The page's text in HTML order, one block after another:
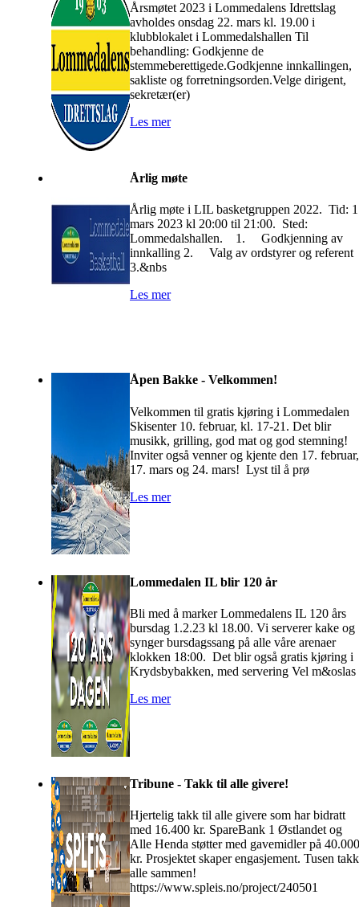
Årsmøtet 2023 i Lommedalens Idrettslag
avholdes onsdag 22. mars kl. 19.00 i
klubblokalet i Lommedalshallen Til
behandling: Godkjenne de
stemmeberettigede.Godkjenne innkallingen,
sakliste og forretningsorden.Velge dirigent,
sekretær(er)
Les mer
Årlig møte
Årlig møte i LIL basketgruppen 2022. Tid:
mars 2023 kl 20:00 til 21:00. Sted:
Lommedalshallen. 1. Godkjenning av
innkalling 2. Valg av ordstyrer og referent
3.&nbs
Les mer
Åpen Bakke - Velkommen!
Velkommen til gratis kjøring i Lommedalen
Skisenter 10. februar, kl. 17-21. Det blir
musikk, grilling, god mat og god stemning!
Inviter også venner og kjente den 17. februar,
17. mars og 24. mars! Lyst til å prø
Les mer
Lommedalen IL blir 120 år
Bli med å marker Lommedalens IL 120 års
bursdag 1.2.23 kl 18.00. Vi serverer kake og
synger bursdagssang på alle våre arenaer
klokken 18:00. Det blir også gratis kjøring i
Krydsbybakken, med servering Vel m&oslas
Les mer
Tribune - Takk til alle givere!
Hjertelig takk til alle givere som har bidratt
med 16.400 kr. SpareBank 1 Østlandet og
Alle Henda støtter med gavemidler på 40.000
kr. Prosjektet skaper engasjement. Tusen takk
alle sammen!
https://www.spleis.no/project/240501